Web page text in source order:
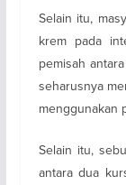
Selain itu,
krem pada
pemisah
seharusnya
menggunakan
Selain itu,
antara dua